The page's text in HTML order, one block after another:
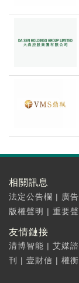
相關訊息
法定公告欄 | 廣
版權聲明 | 重要
友情鏈接
清博智能 | 艾媒
刊
| 壹財信 | 權